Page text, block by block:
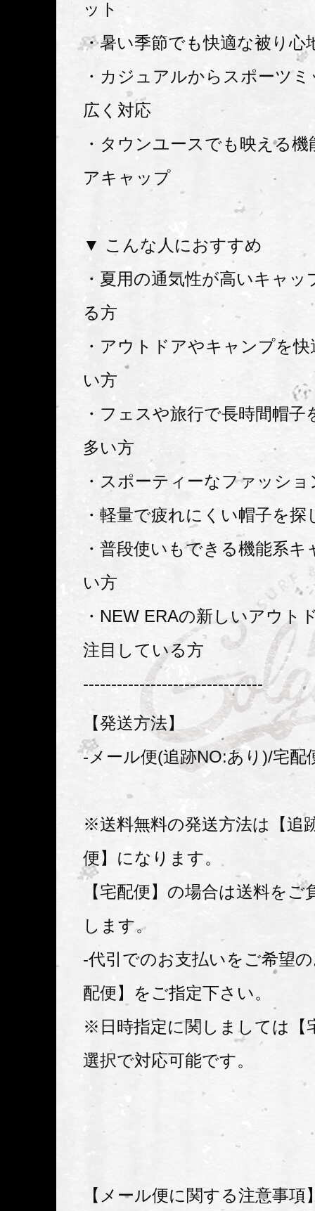
ット
・暑い季節でも快適な被り心
・カジュアルからスポーツ
広く対応
・タウンユースでも映える
アキャップ
▼ こんな人におすすめ
・夏用の通気性が高いキャ
る方
・アウトドアやキャンプを
い方
・フェスや旅行で長時間帽子
多い方
・スポーティーなファッシ
・軽量で疲れにくい帽子を探
・普段使いもできる機能系
い方
・NEW ERAの新しいアウト
注目している方
--------------------------------
【発送方法】
-メール便(追跡NO:あり)/宅配
※送料無料の発送方法は【追
便】になります。
【宅配便】の場合は送料をご
します。
-代引でのお支払いをご希望
配便】をご指定下さい。
※日時指定に関しましては【
選択で対応可能です。
【メール便に関する注意事項